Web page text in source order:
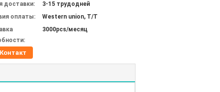
доставки:
3-15 трудодней
оплаты:
Western union, T/T
3000pcs/месяц
Контакт